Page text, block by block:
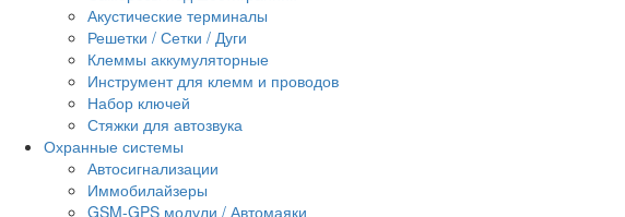
Акустические терминалы
Решетки / Сетки / Дуги
Клеммы аккумуляторные
Инструмент для клемм и проводов
Набор ключей
Стяжки для автозвука
Охранные системы
Автосигнализации
Иммобилайзеры
GSM-GPS модули / Автомаяки